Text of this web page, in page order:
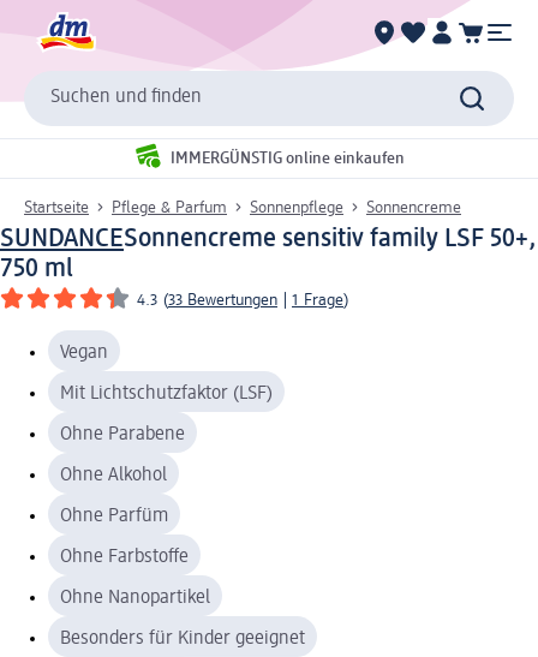
Suchen und finden
IMMERGÜNSTIG online einkaufen
Startseite Pflege & Parfum Sonnenpflege Sonnencreme
SUNDANCESonnencreme sensitiv family LSF 50+,
750 ml
4.3 (33 Bewertungen 1 Frage)
Vegan
Mit Lichtschutzfaktor (LSF)
Ohne Parabene
Ohne Alkohol
Ohne Parfüm
Ohne Farbstoffe
Ohne Nanopartikel
Besonders für Kinder geeignet